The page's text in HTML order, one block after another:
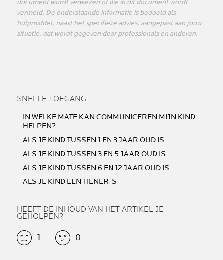
document wordt verwezen of die in dit document wordt
vermeld. De onderstaande informatie is bedoeld als
hulpmiddel, naast het specifieke advies, aangepast aan jouw
situatie, dat wordt gegeven door professionals en anderen.
SNELLE TOEGANG
IN WELKE MATE KAN COMMUNICEREN MIJN KIND
HELPEN?
ALS JE KIND TUSSEN 1 EN 3 JAAR OUD IS
ALS JE KIND TUSSEN 3 EN 5 JAAR OUD IS
ALS JE KIND TUSSEN 6 EN 12 JAAR OUD IS
ALS JE KIND EEN TIENER IS
HEEFT DE INHOUD VAN HET ARTIKEL JE
GEHOLPEN?
1 0